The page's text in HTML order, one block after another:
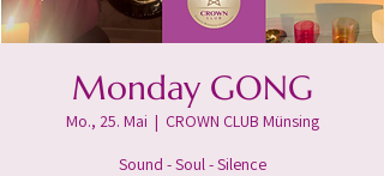
Monday GONG
Mo., 25. Mai
  |
CROWN CLUB Münsing
Sound - Soul - Silence